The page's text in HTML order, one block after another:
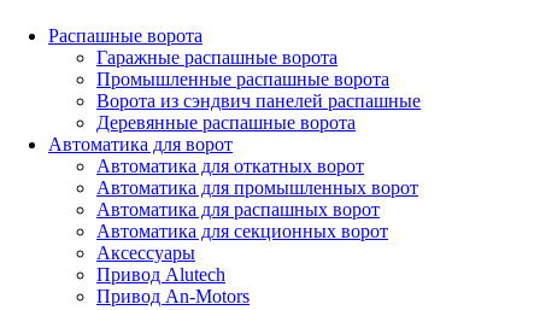
Распашные ворота
Гаражные распашные ворота
Промышленные распашные ворота
Ворота из сэндвич панелей распашные
Деревянные распашные ворота
Автоматика для ворот
Автоматика для откатных ворот
Автоматика для промышленных ворот
Автоматика для распашных ворот
Автоматика для секционных ворот
Аксессуары
Привод Alutech
Привод An-Motors